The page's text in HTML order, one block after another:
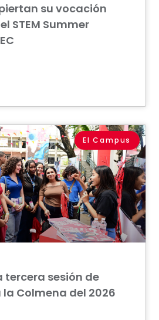
su vocación
STEM Summer
El Campus
tercera sesión de
Colmena del 2026